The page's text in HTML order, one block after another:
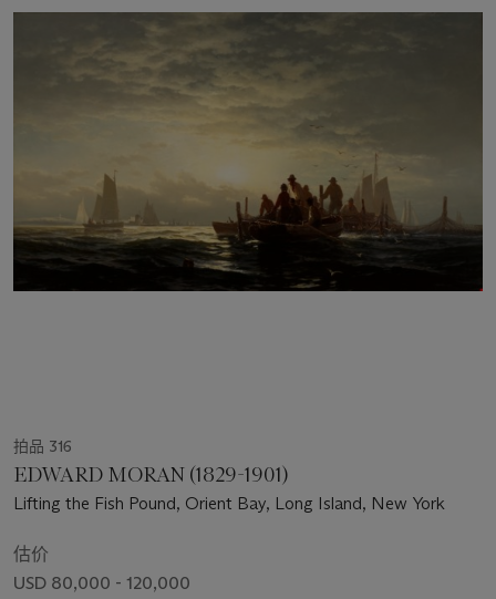
拍品 316
EDWARD MORAN (1829-1901)
Lifting the Fish Pound, Orient Bay, Long Island, New York
估价
USD 80,000 - 120,000